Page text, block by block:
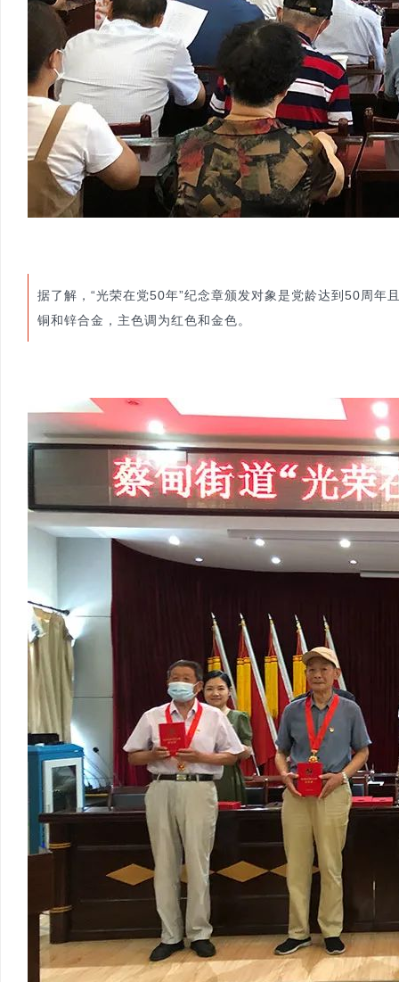
据了解，“光荣在党50年”纪念章颁发对象是党龄达到50周年
铜和锌合金，主色调为红色和金色。